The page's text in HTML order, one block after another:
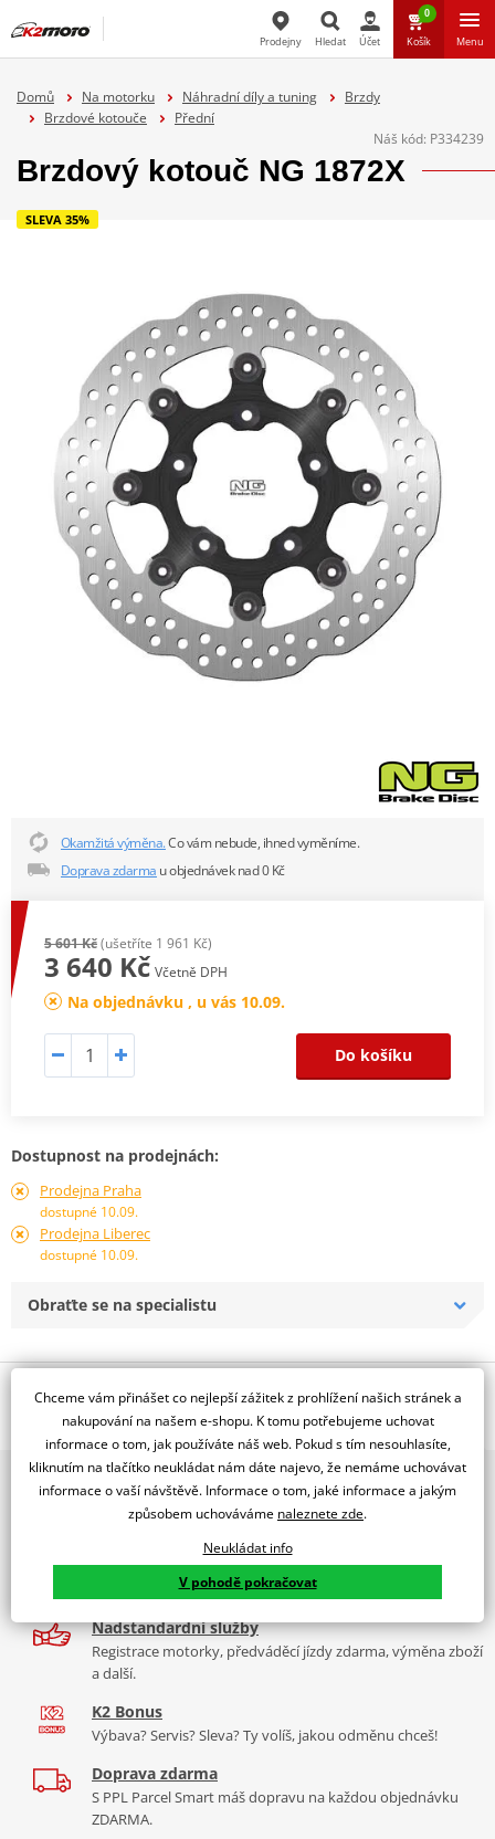
Prodejny Hledat Účet
0
Košík Menu
Domů Na motorku Náhradní díly a tuning
Brzdy
Brzdové kotouče
Přední
Náš kód: P334239
Brzdový kotouč NG 1872X
SLEVA 35%
Okamžitá výměna.Co vám nebude, ihned vyměníme.
Doprava zdarma u objednávek nad 0 Kč
5 601 Kč(ušetříte 1 961 Kč)
3 640 Kč Včetně DPH
Na objednávku , u vás 10.09.
Do košíku
Dostupnost na prodejnách:
Prodejna Praha
dostupné 10.09.
Prodejna Liberec
dostupné 10.09.
Obraťte se na specialistu
Popis a parametry
Jsme autorizovaný
dealer značky NG
Plovoucí, D270, d80 t4,0, vlnitý design
2x multibrand showroom
9 značek motocyklů, servis, oblečení, doplňky i náhradní
díly, to vše v Praze a Liberci
Více než 30 let zkušeností
Za řídítky motorek, v servisu i prodeji moto vybavení
Nadstandardní služby
Registrace motorky, předváděcí jízdy zdarma, výměna zboží
a další.
K2 Bonus
Výbava? Servis? Sleva? Ty volíš, jakou odměnu chceš!
Doprava zdarma
S PPL Parcel Smart máš dopravu na každou objednávku
ZDARMA.
Chceme vám přinášet co nejlepší zážitek z prohlížení našich stránek a
nakupování na našem e-shopu. K tomu potřebujeme uchovat
informace o tom, jak používáte náš web. Pokud s tím nesouhlasíte,
kliknutím na tlačítko neukládat nám dáte najevo, že nemáme uchovávat
informace o vaší návštěvě. Informace o tom, jaké informace a jakým
způsobem uchováváme naleznete zde.
Neukládat info
V pohodě pokračovat